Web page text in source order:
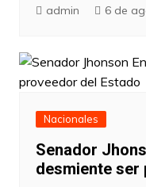
admin 6 de
Nacionales
Senador
desmiente ser